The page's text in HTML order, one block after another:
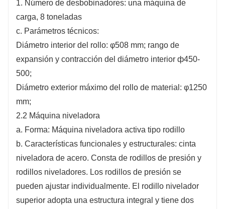
1. Número de desbobinadores: una máquina de
carga, 8 toneladas
c. Parámetros técnicos:
Diámetro interior del rollo: φ508 mm; rango de
expansión y contracción del diámetro interior ф450-
500;
Diámetro exterior máximo del rollo de material: φ1250
mm;
2.2 Máquina niveladora
a. Forma: Máquina niveladora activa tipo rodillo
b. Características funcionales y estructurales: cinta
niveladora de acero. Consta de rodillos de presión y
rodillos niveladores. Los rodillos de presión se
pueden ajustar individualmente. El rodillo nivelador
superior adopta una estructura integral y tiene dos